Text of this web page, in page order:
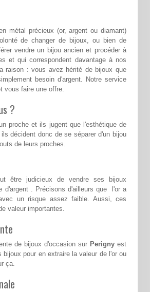
métal précieux (or, argent ou diamant)
de changer de bijoux, ou bien de
vendre un bijou ancien et procéder à
et qui correspondent davantage à nos
raison : vous avez hérité de bijoux que
besoin d'argent. Notre service
vous faire une offre.
?
proche et ils jugent que l'esthétique de
décident donc de se séparer d'un bijou
de leurs proches.
être judicieux de vendre ses bijoux
d'argent . Précisons d'ailleurs que l'or a
un risque assez faible. Aussi, ces
valeur importantes.
de bijoux d'occasion sur Perigny est
pour en extraire la valeur de l'or ou
ça.